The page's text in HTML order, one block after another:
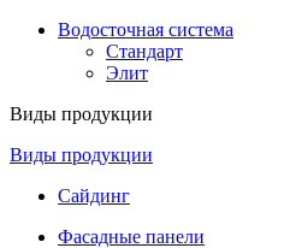
Водосточная система
Стандарт
Элит
Виды продукции
Виды продукции
Сайдинг
Фасадные панели